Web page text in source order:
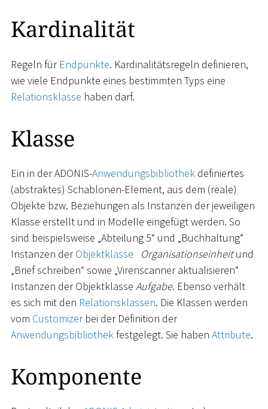
Kardinalität
Regeln für Endpunkte. Kardinalitätsregeln definieren,
wie viele Endpunkte eines bestimmten Typs eine
Relationsklasse haben darf.
Klasse
Ein in der ADONIS-Anwendungsbibliothek definiertes
(abstraktes) Schablonen-Element, aus dem (reale)
Objekte bzw. Beziehungen als Instanzen der jeweiligen
Klasse erstellt und in Modelle eingefügt werden. So
sind beispielsweise „Abteilung 5“ und „Buchhaltung“
Instanzen derObjektklasse Organisationseinheitund
„Brief schreiben“ sowie „Virenscanner aktualisieren“
Instanzen der Objektklasse Aufgabe. Ebenso verhält
es sich mit den Relationsklassen. Die Klassen werden
vom Customizerbei der Definition der
Anwendungsbibliothek festgelegt. Sie haben Attribute.
Komponente